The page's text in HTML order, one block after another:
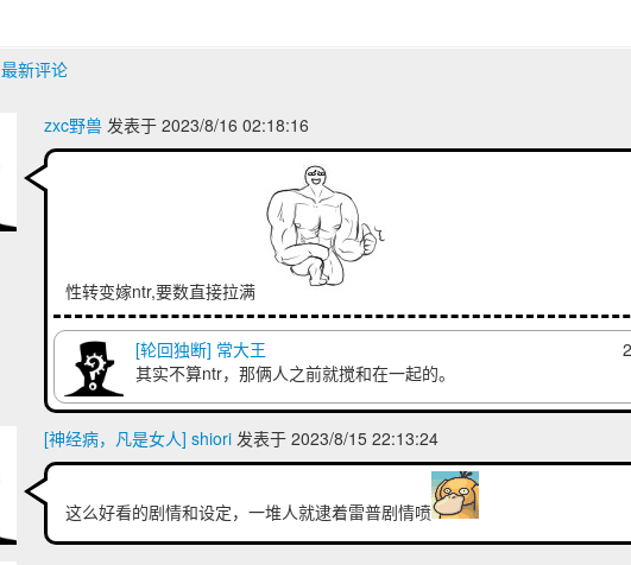
最新评论
zxc野兽发表于 2023/8/16 02:18:16
性转变嫁ntr,要数直接拉满
[轮回独断] 常大王
其实不算ntr，那俩人之前就搅和在一起的。
[神经病，凡是女人] shiori发表于 2023/8/15 22:13:24
这么好看的剧情和设定，一堆人就逮着雷普剧情喷